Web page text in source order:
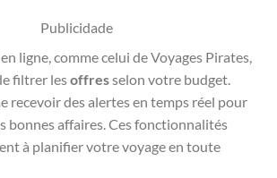
Publicidade
ligne, comme celui de Voyages Pirates,
filtrer lesoffresselon votre budget.
recevoir des alertes en temps réel pour
bonnes affaires. Ces fonctionnalités
à planifier votre voyage en toute